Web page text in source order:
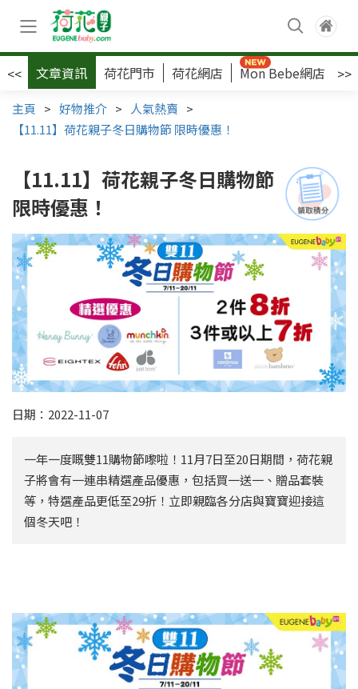
<< 文章資訊 荷花門市 荷花網店 Mon Bebe網店 >>
主頁 > 好物推介 > 人氣熱賣 >
【11.11】荷花親子冬日購物節 限時優惠！
【11.11】荷花親子冬日購物節
限時優惠！
日期：2022-11-07
一年一度嘅雙11購物節嚟啦！11月7日至20日期間，荷花親
子將會有一連串精選產品優惠，包括買一送一、贈品套裝
等，特選產品更低至29折！立即親臨各分店與寶寶迎接這
個冬天吧！